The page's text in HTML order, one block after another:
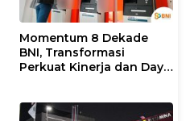
Momentum 8 Dekade
BNI, Transformasi
Perkuat Kinerja dan Daya